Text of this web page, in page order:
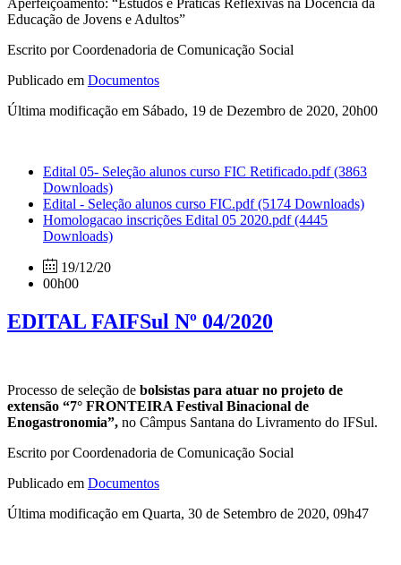
Aperfeiçoamento: “Estudos e Práticas Reflexivas na Docência da
Educação de Jovens e Adultos”
Escrito por Coordenadoria de Comunicação Social
Publicado em Documentos
Última modificação em Sábado, 19 de Dezembro de 2020, 20h00
Edital 05- Seleção alunos curso FIC Retificado.pdf(3863
Downloads)
Edital - Seleção alunos curso FIC.pdf(5174 Downloads)
Homologacao inscrições Edital 05 2020.pdf(4445
Downloads)
19/12/20
00h00
EDITAL FAIFSul Nº 04/2020
Processo de seleção de bolsistas para atuar no projeto de
extensão “7° FRONTEIRA Festival Binacional de
Enogastronomia”, no Câmpus Santana do Livramento do IFSul.
Escrito por Coordenadoria de Comunicação Social
Publicado em Documentos
Última modificação em Quarta, 30 de Setembro de 2020, 09h47